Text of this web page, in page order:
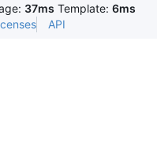
37ms Template: 6ms
API